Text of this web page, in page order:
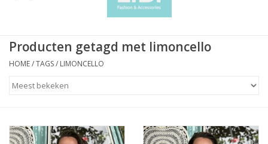
Schoenen
Sieraden
Producten getagd met limoncello
HOME/TAGS/ LIMONCELLO